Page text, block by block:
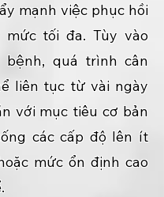
mạnh việc phục hồi
tối đa. Tùy vào
bệnh, quá trình cân
liên tục từ vài ngày
với mục tiêu cơ bản
các cấp độ lên ít
mức ổn định cao